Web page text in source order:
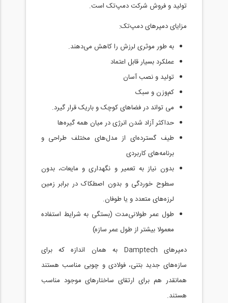
تولید و فروش شرکت دمپ‌تک است.
مزایای دمپرهای دمپ‌تک:
به طور موثری لرزش را کاهش می‌دهند.
عملکرد بسیار قابل اعتماد
تولید و نصب آسان
کم‌وزن و سبک
می تواند در فضاهای کوچک و باریک قرار گیرد.
حداکثر آزاد شدن انرژی در میان همه گیره‌ها
طیف گسترده‌ای از مدل‌های مختلف طراحی و
برنامه‌های کاربردی
بدون نیاز به تعمیر و نگهداری و مایعات، بدون
سطوح خوردگی و بدون اصطکاک در برابر زمین
لرزه‌های متعدد و یا طوفان.
طول عمر طولانی‌مدت (بستگی به شرایط استفاده
معمولا بیشتر از طول عمر سازه)
دمپرهای Damptech به همان اندازه که برای
سازه‌های جدید بتنی، فولادی و چوبی مناسب هستند
همانقدر هم برای ارتقای ساختارهای موجود مناسب
هستند.